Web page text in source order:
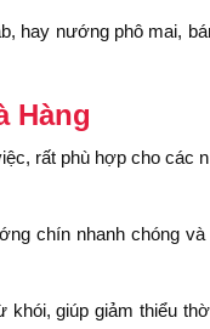
hay nướng phô mai,
Hàng
rất phù hợp cho các
chín nhanh chóng
khói, giúp giảm thiểu